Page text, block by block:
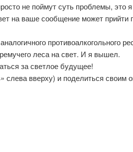
не поймут суть проблемы, это
на ваше сообщение может прийти
противоалкогольного
леса на свет. И я вышел.
за светлое будущее!
слева вверху) и поделиться своим